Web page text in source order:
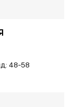
48-58